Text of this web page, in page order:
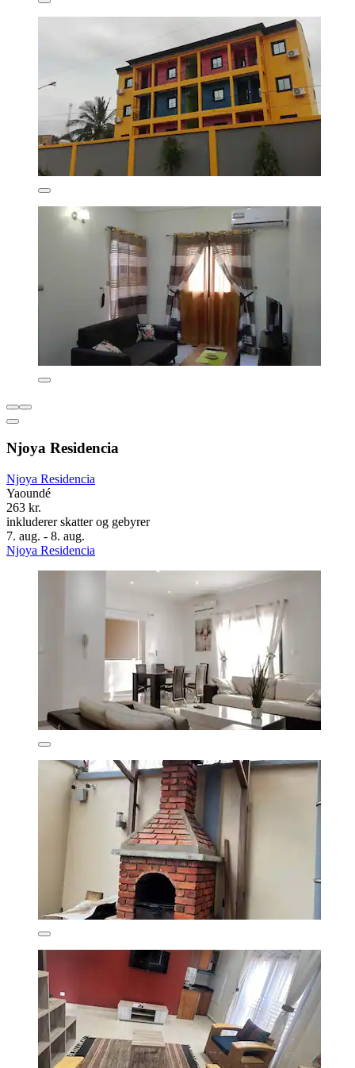
Njoya Residencia
Njoya Residencia
Yaoundé
263 kr.
inkluderer skatter og gebyrer
7. aug. - 8. aug.
Njoya Residencia